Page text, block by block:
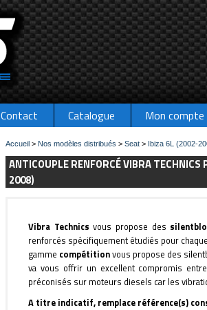
Contact Catalogue Mon compte
Accueil > Nos modèles distribués > Seat > Ibiza 6L (2002-
ANTICOUPLE RENFORCÉ VIBRA
2008)
Vibra Technics vous propose des
renforcés spécifiquement étudiés pour
gamme compétitionvous propose des
va vous offrir un excellent compromis
préconisés sur moteurs diesels car les
A titre indicatif, remplace référence(s)